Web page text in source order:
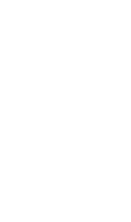
Un Can-Am Ryker